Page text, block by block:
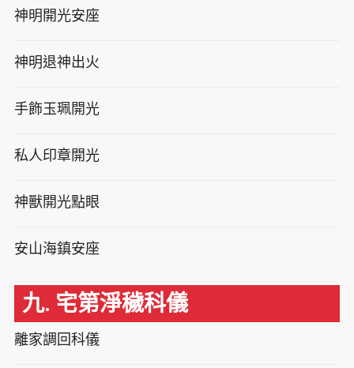
神明開光安座
神明退神出火
手飾玉珮開光
私人印章開光
神獸開光點眼
安山海鎮安座
九. 宅第淨穢科儀
離家調回科儀